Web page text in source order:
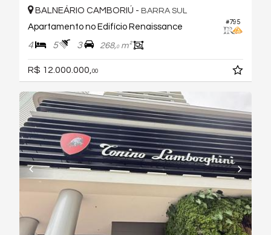
#795
BALNEÁRIO CAMBORIÚ - BARRA SUL
Apartamento no Edifício Renaissance
4 5 3 268,0m²
R$ 12.000.000, 00